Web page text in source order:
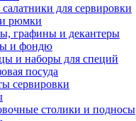
для сервировки
рюмки
графины и декантеры
и фондю
и наборы для специй
посуда
сервировки
столики и подносы